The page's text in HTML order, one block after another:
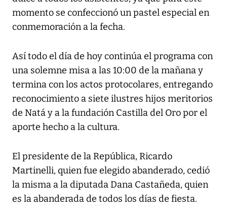
momento se confeccionó un pastel especial en
conmemoración a la fecha.
Así todo el día de hoy continúa el programa con
una solemne misa a las 10:00 de la mañana y
termina con los actos protocolares, entregando
reconocimiento a siete ilustres hijos meritorios
de Natá y a la fundación Castilla del Oro por el
aporte hecho a la cultura.
El presidente de la República, Ricardo
Martinelli, quien fue elegido abanderado, cedió
la misma a la diputada Dana Castañeda, quien
es la abanderada de todos los días de fiesta.